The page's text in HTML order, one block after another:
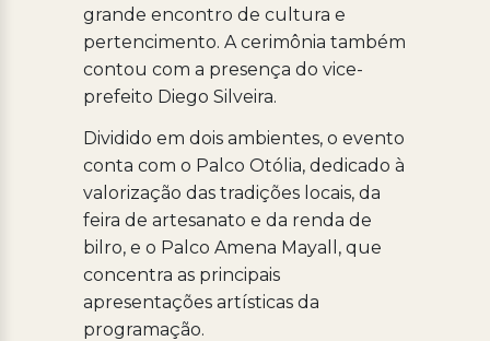
grande encontro de cultura e
pertencimento. A cerimônia também
contou com a presença do vice-
prefeito Diego Silveira.
Dividido em dois ambientes, o evento
conta com o Palco Otólia, dedicado à
valorização das tradições locais, da
feira de artesanato e da renda de
bilro, e o Palco Amena Mayall, que
concentra as principais
apresentações artísticas da
programação.